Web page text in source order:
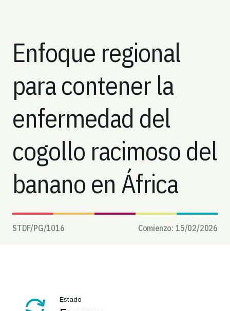
Enfoque regional
para contener la
enfermedad del
cogollo racimoso del
banano en África
STDF/PG/1016 Comienzo: 15/02/2026
Estado